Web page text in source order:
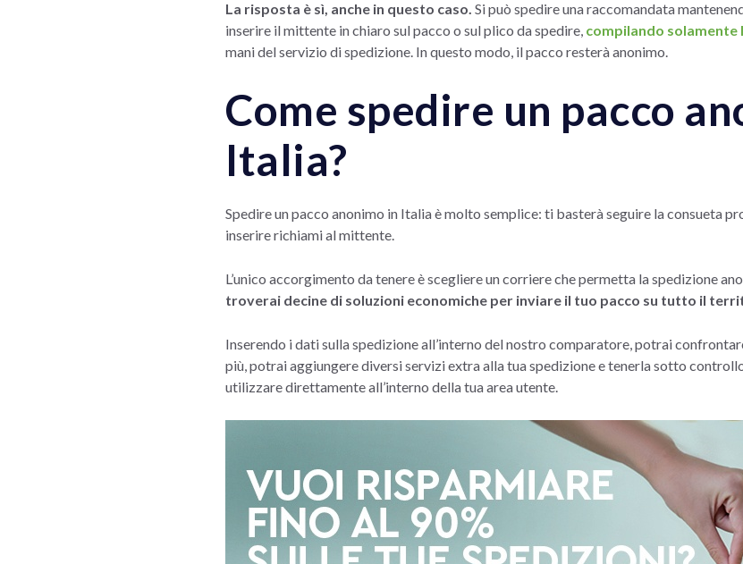
La risposta è sì, anche in questo caso. Si può spedire una raccomandata
inserire il mittente in chiaro sul pacco o sul plico da spedire, compilando
mani del servizio di spedizione. In questo modo, il pacco resterà anonimo.
Come spedire un pacco
Italia?
Spedire un pacco anonimo in Italia è molto semplice: ti basterà seguire la consueta
inserire richiami al mittente.
L’unico accorgimento da tenere è scegliere un corriere che permetta la spedizione
troverai decine di soluzioni economiche per inviare il tuo pacco su tutto il
Inserendo i dati sulla spedizione all’interno del nostro comparatore, potrai
più, potrai aggiungere diversi servizi extra alla tua spedizione e tenerla sotto
utilizzare direttamente all’interno della tua area utente.